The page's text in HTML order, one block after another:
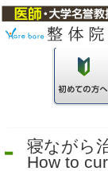
寝ながら
How to